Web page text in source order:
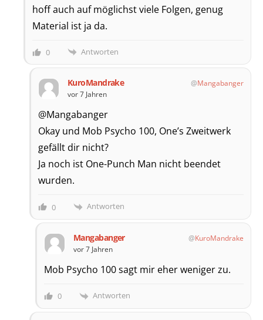
hoff auch auf möglichst viele Folgen, genug
Material ist ja da.
0 Antworten
KuroMandrake
Mangabanger
vor 7 Jahren
@Mangabanger
Okay und Mob Psycho 100, One’s Zweitwerk
gefällt dir nicht?
Ja noch ist One-Punch Man nicht beendet
wurden.
0 Antworten
Mangabanger
KuroMandrake
vor 7 Jahren
Mob Psycho 100 sagt mir eher weniger zu.
0 Antworten